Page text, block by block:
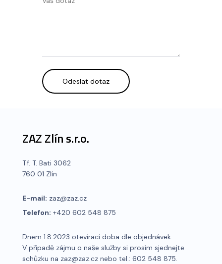
ZAZ Zlín s.r.o.
Tř. T. Bati 3062
760 01 Zlín
E-mail: zaz@zaz.cz
Telefon: +420 602 548 875
Dnem 1.8.2023 otevírací doba dle objednávek.
V případě zájmu o naše služby si prosím sjednejte
schůzku na zaz@zaz.cz nebo tel.: 602 548 875.